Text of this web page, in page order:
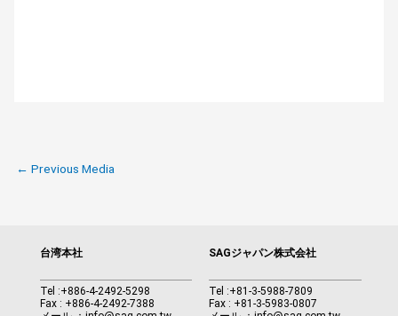
← Previous Media
台湾本社
Tel :+886-4-2492-5298
Fax : +886-4-2492-7388
SAGジャパン株式会社
Tel :+81-3-5988-7809
Fax : +81-3-5983-0807